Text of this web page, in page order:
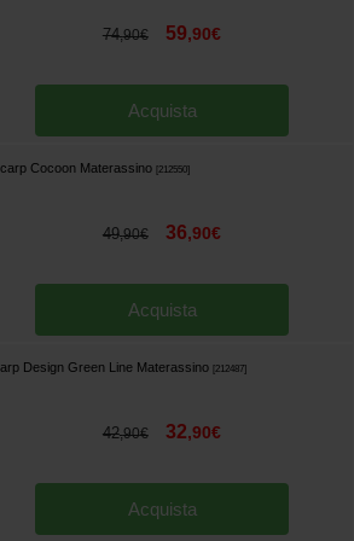
74,90€ 59,90€
Acquista
Cocoon Materassino [212550]
49,90€ 36,90€
Acquista
Design Green Line Materassino [212487]
42,90€ 32,90€
Acquista